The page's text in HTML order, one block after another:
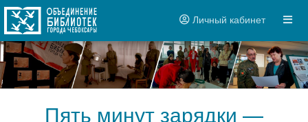
Личный кабинет
Пять минут зарядки —